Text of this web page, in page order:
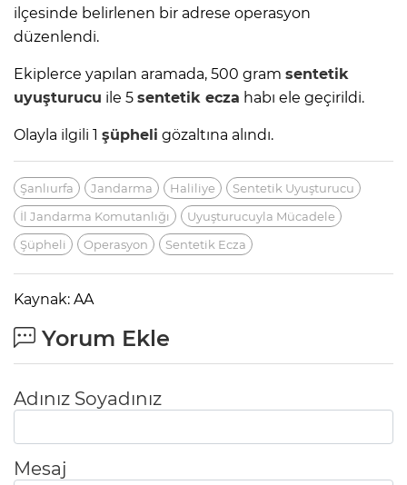
ilçesinde belirlenen bir adrese operasyon
düzenlendi.
Ekiplerce yapılan aramada, 500 gram sentetik
uyuşturucu ile 5 sentetik ecza habı ele geçirildi.
Olayla ilgili 1 şüpheli gözaltına alındı.
Şanlıurfa Jandarma Haliliye
Sentetik Uyuşturucu
İl Jandarma Komutanlığı
Uyuşturucuyla Mücadele
Şüpheli
Operasyon Sentetik Ecza
Kaynak: AA
Yorum Ekle
Adınız Soyadınız
Mesaj